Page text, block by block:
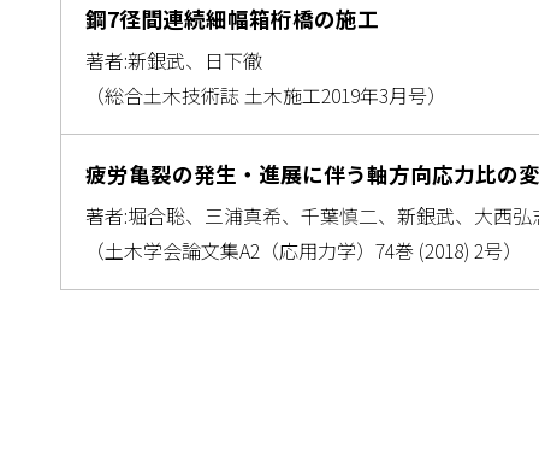
鋼7径間連続細幅箱桁橋の施工
著者:新銀武、日下徹
（総合⼟⽊技術誌 ⼟⽊施⼯2019年3月号）
疲労亀裂の発生・進展に伴う軸方向応力比の
著者:堀合聡、三浦真希、千葉慎二、新銀武、大西弘
（土木学会論文集A2（応用力学）74巻 (2018) 2号）